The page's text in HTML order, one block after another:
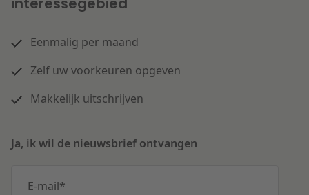
Eenmalig per maand
Zelf uw voorkeuren opgeven
Makkelijk uitschrijven
Ja, ik wil de nieuwsbrief ontvangen
E-mail*